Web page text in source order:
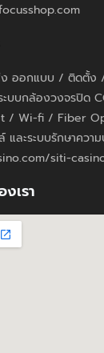
ออกแบบ / ติดตั้ง
บบกล้องวงจรปิด
/ Wi-fi / Fiber
ล์ และระบบรักษาคว
siti-
เรา